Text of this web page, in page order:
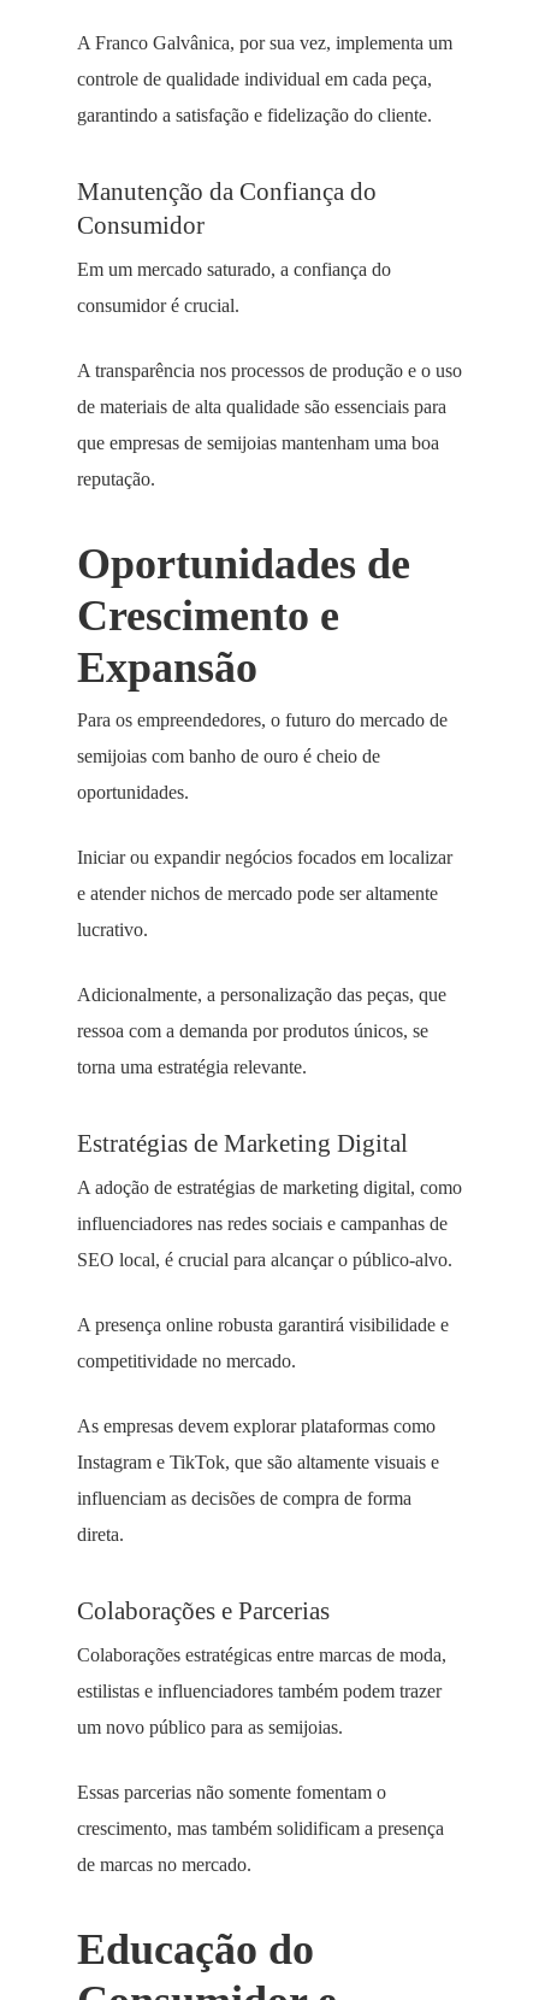
A Franco Galvânica, por sua vez, implementa um
controle de qualidade individual em cada peça,
garantindo a satisfação e fidelização do cliente.
Manutenção da Confiança do
Consumidor
Em um mercado saturado, a confiança do
consumidor é crucial.
A transparência nos processos de produção e o uso
de materiais de alta qualidade são essenciais para
que empresas de semijoias mantenham uma boa
reputação.
Oportunidades de
Crescimento e
Expansão
Para os empreendedores, o futuro do mercado de
semijoias com banho de ouro é cheio de
oportunidades.
Iniciar ou expandir negócios focados em localizar
e atender nichos de mercado pode ser altamente
lucrativo.
Adicionalmente, a personalização das peças, que
ressoa com a demanda por produtos únicos, se
torna uma estratégia relevante.
Estratégias de Marketing Digital
A adoção de estratégias de marketing digital, como
influenciadores nas redes sociais e campanhas de
SEO local, é crucial para alcançar o público-alvo.
A presença online robusta garantirá visibilidade e
competitividade no mercado.
As empresas devem explorar plataformas como
Instagram e TikTok, que são altamente visuais e
influenciam as decisões de compra de forma
direta.
Colaborações e Parcerias
Colaborações estratégicas entre marcas de moda,
estilistas e influenciadores também podem trazer
um novo público para as semijoias.
Essas parcerias não somente fomentam o
crescimento, mas também solidificam a presença
de marcas no mercado.
Educação do